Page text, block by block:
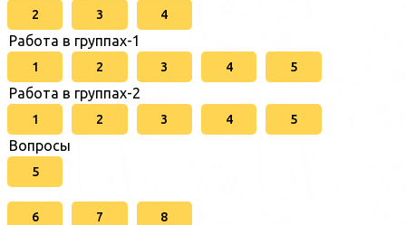
2 3 4
Работа в группах-1
1 2 3 4 5
Работа в группах-2
1 2 3 4 5
Вопросы
5
6 7 8